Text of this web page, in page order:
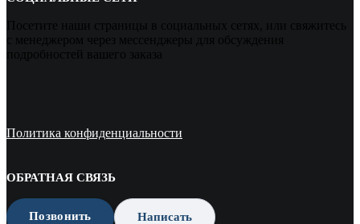
Посетите наши страницы в социальных сетях, или свяжитесь
с менеджером через мессенджеры для обсуждения
подробностей вашего заказа
Политика конфиденциальности
ОБРАТНАЯ СВЯЗЬ
Позвонить Написать